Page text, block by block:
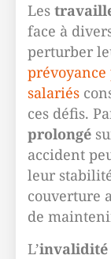
Les
face à
perturber
salariés
ces défis.
prolongé
accident
leur
couverture
de
L’invalidité